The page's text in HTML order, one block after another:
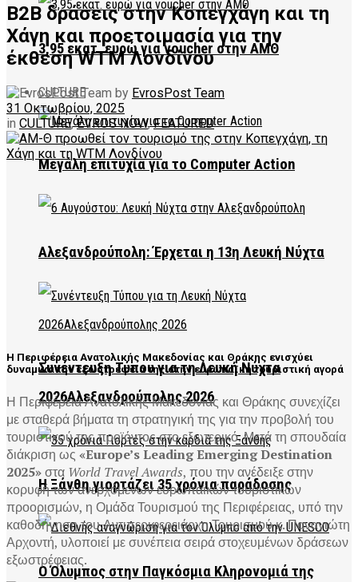
3,95 εκατ. ευρώ για voucher στην ΑΜΘ
CULTURE
Μεγάλη επιτυχία για το Computer Action
Αλεξανδρούπολη: Έρχεται η 13η Λευκή Νύχτα
Συνέντευξη Τύπου για τη Λευκή Νύχτα
2026Αλεξανδρούπολης 2026
Η Ξάνθη γιορτάζει 35 χρόνια παράδοσης
Ο Όλυμπος στην Παγκόσμια Κληρονομιά της
B2B δράσεις στην Κοπεγχάγη και τη
Χάγη και προετοιμασία για την
έκθεση WTM Λονδίνου
by EvrosPost Team
31 Οκτωβρίου, 2025
in CULTURE,EVROS NOW,FEATURED
Η Περιφέρεια Ανατολικής Μακεδονίας και Θράκης ενισχύει
δυναμικά την εξωστρέφειά της στην ευρωπαϊκή τουριστική αγορά
Η Περιφέρεια Ανατολικής Μακεδονίας και Θράκης συνεχίζει
με σταθερά βήματα τη στρατηγική της για την προβολή του
τουριστικού της προϊόντος στο εξωτερικό. Μετά τη σπουδαία
διάκριση ως «Europe’s Leading Emerging Destination
2025»στα World Travel Awards, που την ανέδειξε στην
κορυφή των ανερχόμενων ευρωπαϊκών τουριστικών
προορισμών, η Ομάδα Τουρισμού της Περιφέρειας, υπό την
καθοδήγηση του Αντιπεριφερειάρχη Τουρισμού κ. Παναγιώτη
Αρχοντή, υλοποιεί με συνέπεια σειρά στοχευμένων δράσεων
εξωστρέφειας.